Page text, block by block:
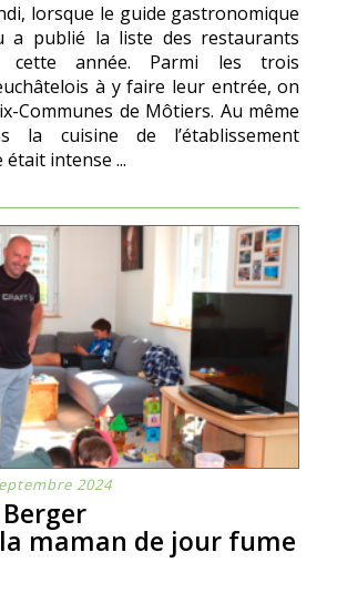
lorsque le guide gastronomique
a publié la liste des restaurants
cette année. Parmi les trois
à y faire leur entrée, on
Communes de Môtiers. Au même
la cuisine de l’établissement
intense ...
2024
maman de jour fume